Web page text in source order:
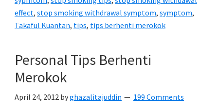
effect, stop smoking withdrawal symptom, symptom,
Takaful Kuantan, tips, tips berhenti merokok
Personal Tips Berhenti
Merokok
April 24, 2012 byghazalitajuddin 199 Comments